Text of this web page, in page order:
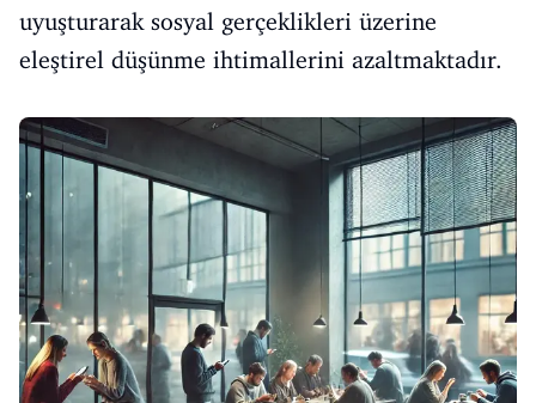
uyuşturarak sosyal gerçeklikleri üzerine
eleştirel düşünme ihtimallerini azaltmaktadır.